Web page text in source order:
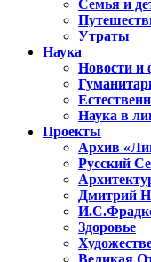
Семья и
Утраты
Наука
Новости и
Наука в
Проекты
Архив
Русский
Дмитрий
Здоровье